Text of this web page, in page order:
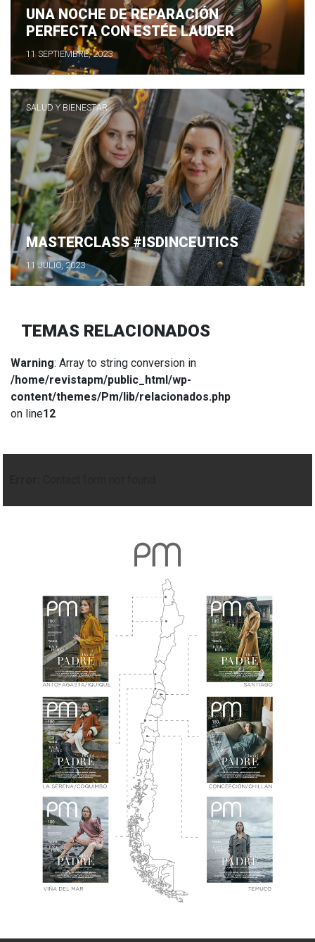
UNA NOCHE DE REPARACIÓN
PERFECTA CON ESTÉE LAUDER
11 SEPTIEMBRE, 2023
SALUD Y BIENESTAR
MASTERCLASS #ISDINCEUTICS
11 JULIO, 2023
TEMAS RELACIONADOS
Warning: Array to string conversion in
/home/revistapm/public_html/wp-
content/themes/Pm/lib/relacionados.php
on line12